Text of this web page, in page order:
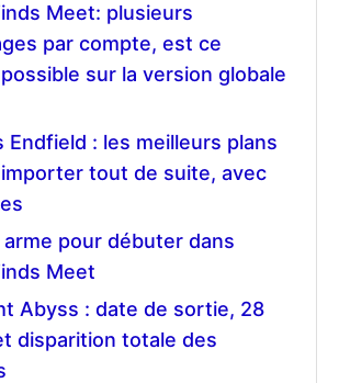
Meet: plusieurs
par compte, est ce
sur la version globale
Endfield : les meilleurs plans
importer tout de suite, avec
arme pour débuter dans
Meet
Abyss : date de sortie, 28
disparition totale des